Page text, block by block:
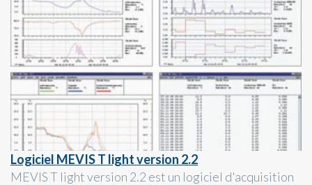
Logiciel MEVIS T light version 2.2
MEVIS T light version 2.2 est un logiciel d'acquisition